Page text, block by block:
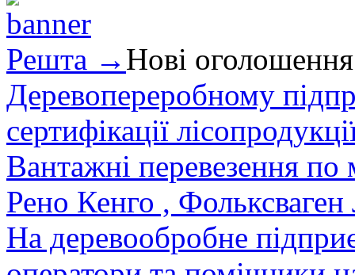
Решта → Нові оголошення
Деревопереробному
сертифікації
Вантажні перевезення по
Рено Кенго ,
На деревообробне